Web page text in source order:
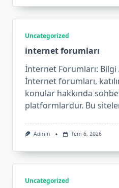
Uncategorized
internet forumları
İnternet Forumları: Bilgi
İnternet forumları,
konular hakkında
platformlardur. Bu
Admin Tem 6, 2026
Uncategorized